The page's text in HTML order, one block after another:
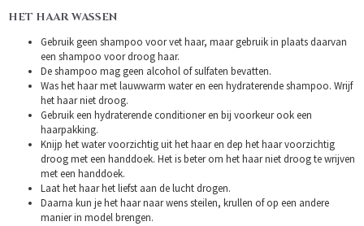
HET HAAR WASSEN
Gebruik geen shampoo voor vet haar, maar gebruik in plaats daarvan
een shampoo voor droog haar.
De shampoo mag geen alcohol of sulfaten bevatten.
Was het haar met lauwwarm water en een hydraterende shampoo. Wrijf
het haar niet droog.
Gebruik een hydraterende conditioner en bij voorkeur ook een
haarpakking.
Knijp het water voorzichtig uit het haar en dep het haar voorzichtig
droog met een handdoek. Het is beter om het haar niet droog te wrijven
met een handdoek.
Laat het haar het liefst aan de lucht drogen.
Daarna kun je het haar naar wens steilen, krullen of op een andere
manier in model brengen.